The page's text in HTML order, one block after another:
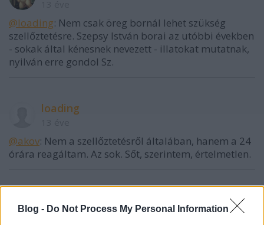
Blog - Do Not Process My Personal Information
@loading: Nem csak öreg bornál lehet szükség
szellőztetésre. Szepsy István borai az utóbbi években
- sokak által kénesnek nevezett - illatokat mutatnak,
nyilván erre gondol Sz.
loading
@akov: Nem a szellőztetésről általában, hanem a 24
órára reagáltam. Az sok. Sőt, szerintem, értelmetlen.
13 éve